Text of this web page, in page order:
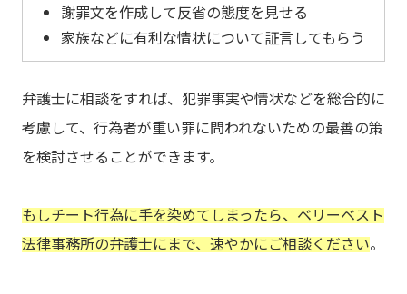
謝罪文を作成して反省の態度を見せる
家族などに有利な情状について証言してもらう
弁護士に相談をすれば、犯罪事実や情状などを総合的に
考慮して、行為者が重い罪に問われないための最善の策
を検討させることができます。
もしチート行為に手を染めてしまったら、ベリーベスト
法律事務所の弁護士にまで、速やかにご相談ください。